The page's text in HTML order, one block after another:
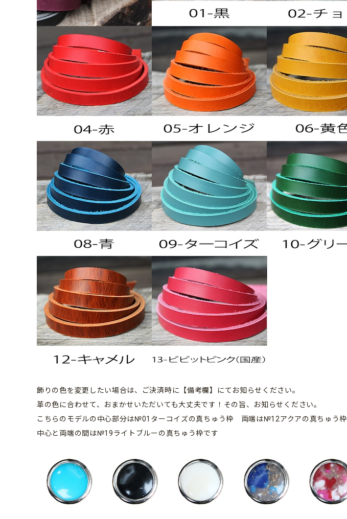
飾りの色を変更したい場合は、ご決済時に【備考欄】にてお知らせください。
革の色に合わせて、おまかせいただいても大丈夫です！その旨、お知らせください。
こちらのモデルの中心部分は№01ターコイズの真ちゅう枠 両端は№12アクアの真ちゅう枠
中心と両端の間は№19ライトブルーの真ちゅう枠です